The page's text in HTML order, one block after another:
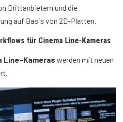
Drittanbietern und die
auf Basis von 2D-Platten.
für Cinema Line-Kameras
Line-Kameras werden mit neuen